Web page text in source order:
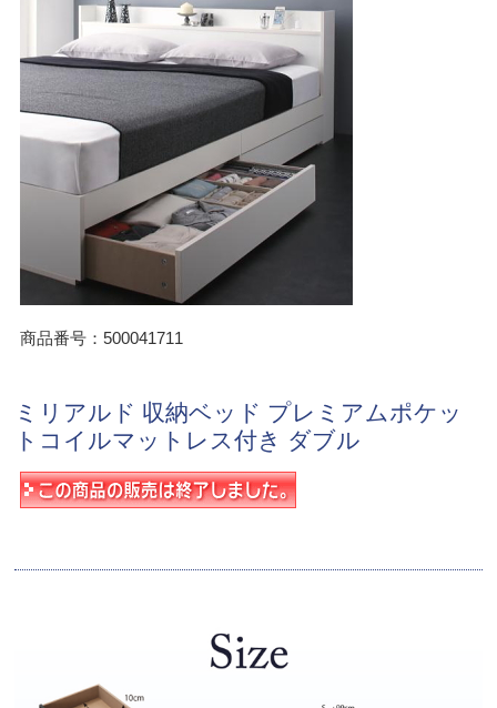
商品番号：500041711
ミリアルド 収納ベッド プレミアムポケッ
トコイルマットレス付き ダブル